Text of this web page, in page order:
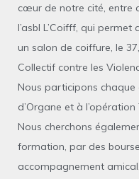
cœur de notre cité, entre
l’asbl L’Coifff, qui
un salon de coiffure, le
Collectif contre les
Nous participons chaque
d’Organe et à l’opération
Nous cherchons
formation, par des
accompagnement